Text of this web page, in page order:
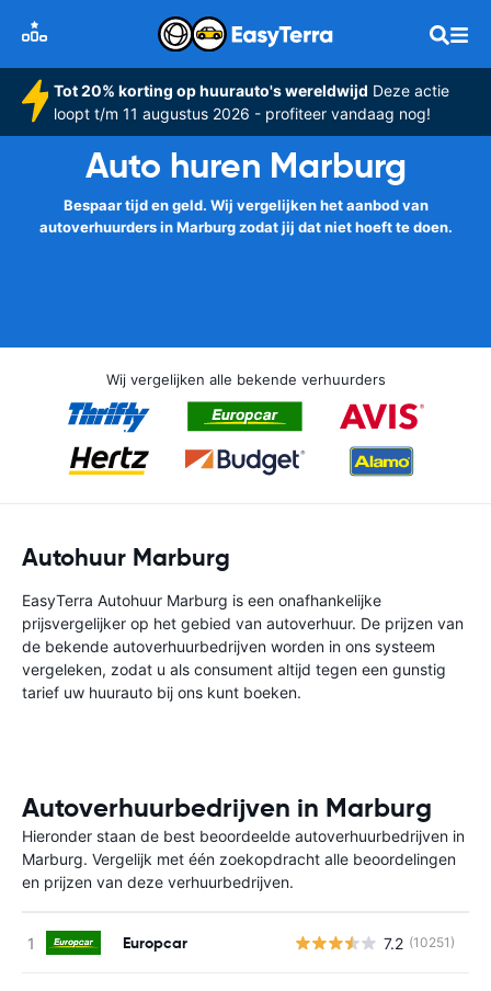
Tot 20% korting op huurauto's wereldwijd Deze actie
loopt t/m 11 augustus 2026 - profiteer vandaag nog!
Auto huren Marburg
Bespaar tijd en geld. Wij vergelijken het aanbod van
autoverhuurders in Marburg zodat jij dat niet hoeft te doen.
Wij vergelijken alle bekende verhuurders
Autohuur Marburg
EasyTerra Autohuur Marburg is een onafhankelijke
prijsvergelijker op het gebied van autoverhuur. De prijzen van
de bekende autoverhuurbedrijven worden in ons systeem
vergeleken, zodat u als consument altijd tegen een gunstig
tarief uw huurauto bij ons kunt boeken.
Autoverhuurbedrijven in Marburg
Hieronder staan de best beoordeelde autoverhuurbedrijven in
Marburg. Vergelijk met één zoekopdracht alle beoordelingen
en prijzen van deze verhuurbedrijven.
Europcar 7.2 (10251)